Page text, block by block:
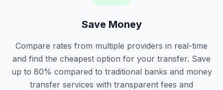
Save Money
Compare rates from multiple providers in real-time
and find the cheapest option for your transfer. Save
up to 80% compared to traditional banks and money
transfer services with transparent fees and